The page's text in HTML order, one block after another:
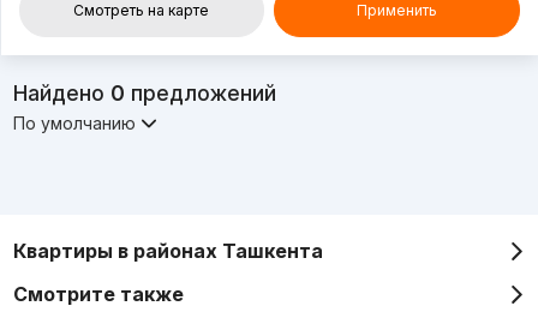
Смотреть на карте Применить
Найдено 0 предложений
По умолчанию
Квартиры в районах Ташкента
Смотрите также